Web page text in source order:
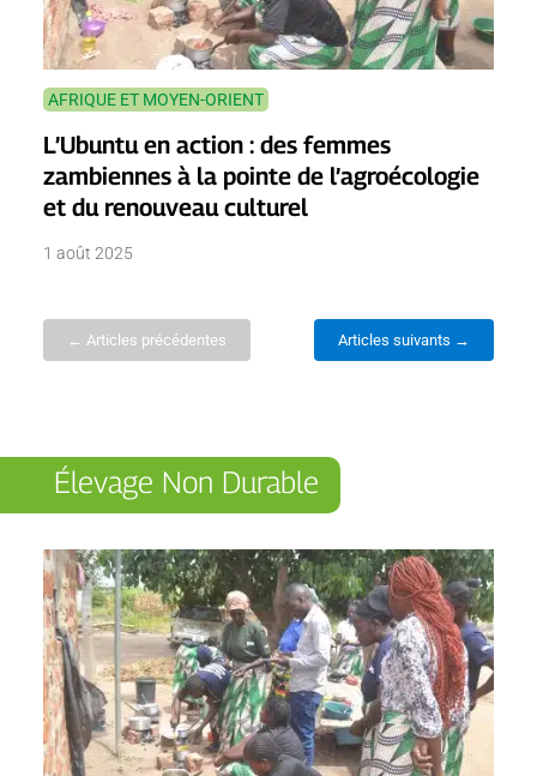
AFRIQUE ET MOYEN-ORIENT
L’Ubuntu en action : des femmes
zambiennes à la pointe de l’agroécologie
et du renouveau culturel
1 août 2025
← Articles précédentes Articles suivants →
Élevage Non Durable